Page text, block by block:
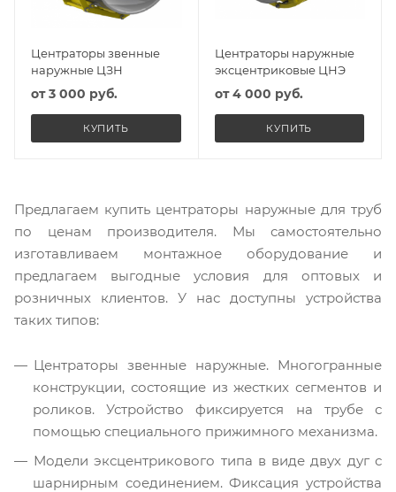
Центраторы звенные
наружные ЦЗН
от3 000 руб.
КУПИТЬ
Центраторы наружные
эксцентриковые ЦНЭ
от4 000 руб.
КУПИТЬ
Предлагаем купить центраторы наружные для труб
по ценам производителя. Мы самостоятельно
изготавливаем монтажное оборудование и
предлагаем выгодные условия для оптовых и
розничных клиентов. У нас доступны устройства
таких типов:
Центраторы звенные наружные. Многогранные
конструкции, состоящие из жестких сегментов и
роликов. Устройство фиксируется на трубе с
помощью специального прижимного механизма.
Модели эксцентрикового типа в виде двух дуг с
шарнирным соединением. Фиксация устройства